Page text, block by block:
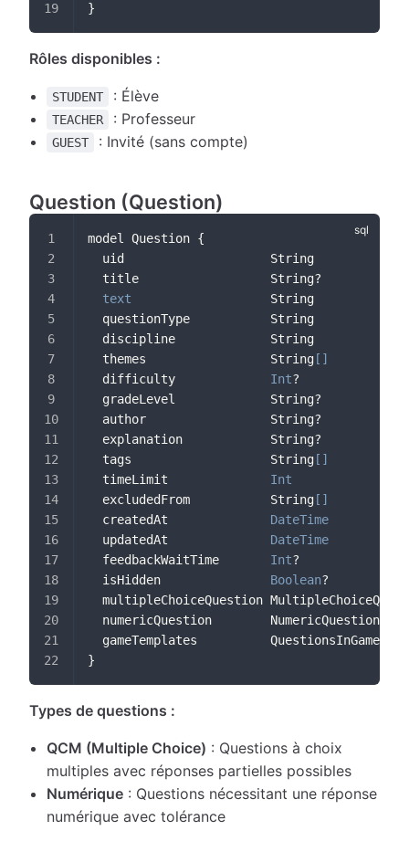
}
Rôles disponibles :
STUDENT : Élève
TEACHER : Professeur
GUEST : Invité (sans compte)
Question (Question)
model Question {
uid
  title                  String?
text
questionType
  discipline             String
  themes                 String
[ ]
  difficulty
Int?
gradeLevel
  author                 String?
  explanation            String?
  tags                   String
[ ]
  timeLimit
Int
  excludedFrom           String
[ ]
  createdAt
DateTime
  updatedAt
DateTime
  feedbackWaitTime
Int?
  isHidden
Boolean
multipleChoiceQuestion
  numericQuestion        NumericQuestion?
gameTemplates
}
Types de questions :
QCM (Multiple Choice) : Questions à choix
multiples avec réponses partielles possibles
Numérique : Questions nécessitant une réponse
numérique avec tolérance